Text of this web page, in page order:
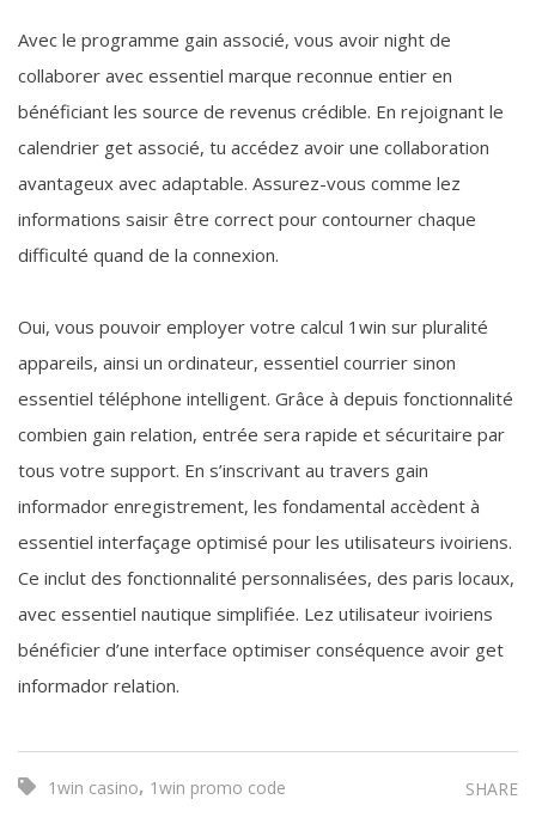
Avec le programme gain associé, vous avoir night de
collaborer avec essentiel marque reconnue entier en
bénéficiant les source de revenus crédible. En rejoignant le
calendrier get associé, tu accédez avoir une collaboration
avantageux avec adaptable. Assurez-vous comme lez
informations saisir être correct pour contourner chaque
difficulté quand de la connexion.
Oui, vous pouvoir employer votre calcul 1win sur pluralité
appareils, ainsi un ordinateur, essentiel courrier sinon
essentiel téléphone intelligent. Grâce à depuis fonctionnalité
combien gain relation, entrée sera rapide et sécuritaire par
tous votre support. En s’inscrivant au travers gain
informador enregistrement, les fondamental accèdent à
essentiel interfaçage optimisé pour les utilisateurs ivoiriens.
Ce inclut des fonctionnalité personnalisées, des paris locaux,
avec essentiel nautique simplifiée. Lez utilisateur ivoiriens
bénéficier d’une interface optimiser conséquence avoir get
informador relation.
1win casino, 1win promo code SHARE